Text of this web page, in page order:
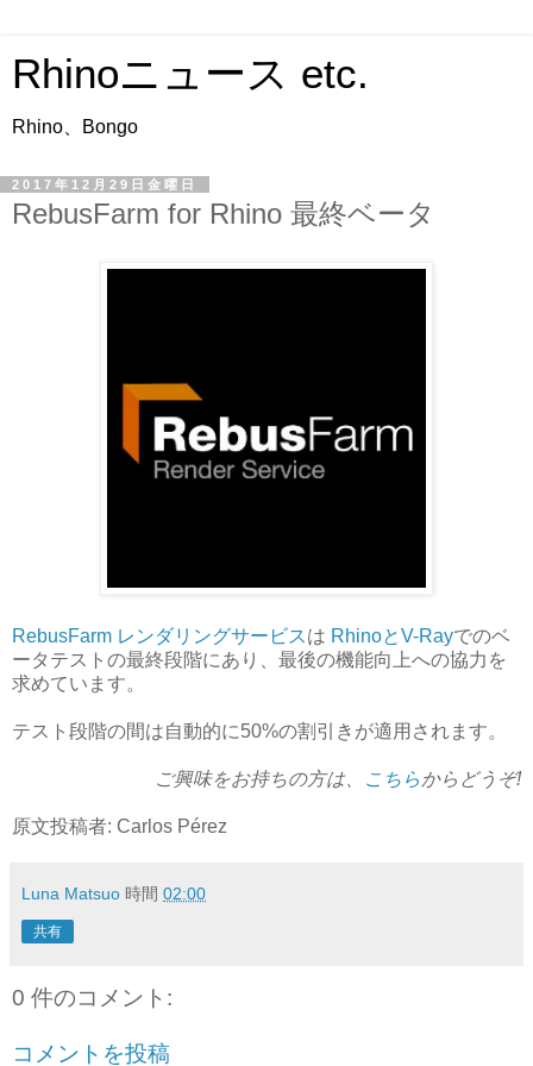
Rhinoニュース etc.
Rhino、Bongo
2017年12月29日金曜日
RebusFarm for Rhino 最終ベータ
RebusFarm レンダリングサービスは RhinoとV-Rayでのベ
ータテストの最終段階にあり、最後の機能向上への協力を
求めています。
テスト段階の間は自動的に50%の割引きが適用されます。
ご興味をお持ちの方は、 こちら からどうぞ!
原文投稿者: Carlos Pérez
Luna Matsuo 時間 02:00
共有
0 件のコメント:
コメントを投稿